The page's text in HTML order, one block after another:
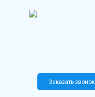
Заказать звонок